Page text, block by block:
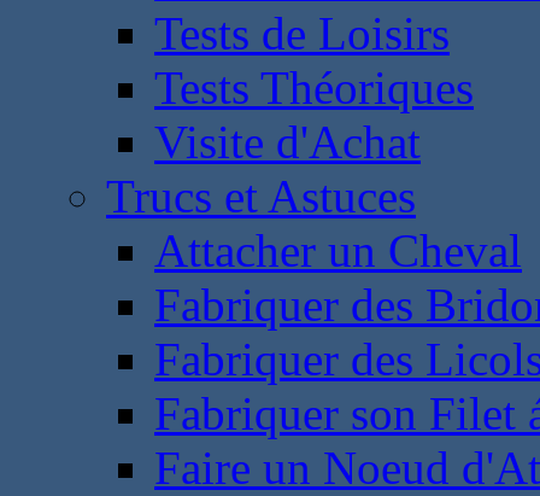
Tests de Loisirs
Tests Théoriques
Visite d'Achat
Trucs et Astuces
Attacher un Cheval
Fabriquer des
Fabriquer des
Fabriquer son Filet
Faire un Noeud